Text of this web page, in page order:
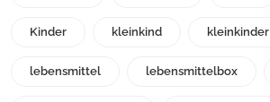
Kinder kleinkind kleinkinder
lebensmittel lebensmittelbox